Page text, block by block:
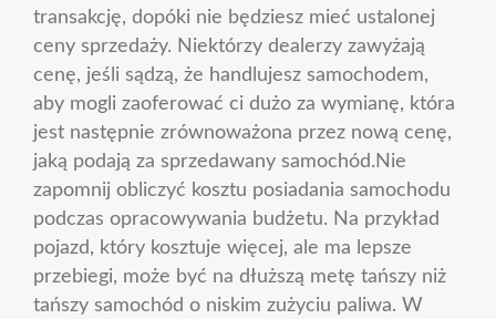
transakcję, dopóki nie będziesz mieć ustalonej
ceny sprzedaży. Niektórzy dealerzy zawyżają
cenę, jeśli sądzą, że handlujesz samochodem,
aby mogli zaoferować ci dużo za wymianę, która
jest następnie zrównoważona przez nową cenę,
jaką podają za sprzedawany samochód.Nie
zapomnij obliczyć kosztu posiadania samochodu
podczas opracowywania budżetu. Na przykład
pojazd, który kosztuje więcej, ale ma lepsze
przebiegi, może być na dłuższą metę tańszy niż
tańszy samochód o niskim zużyciu paliwa. W